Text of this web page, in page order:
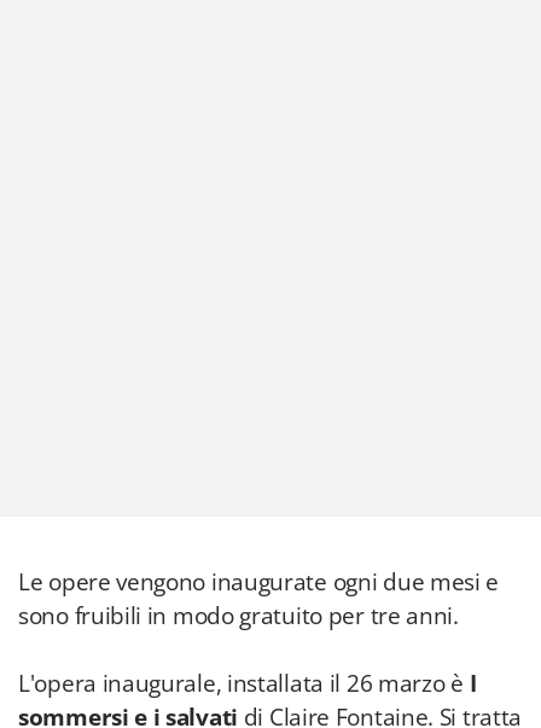
Le opere vengono inaugurate ogni due mesi e
sono fruibili in modo gratuito per tre anni.
L'opera inaugurale, installata il 26 marzo è I
sommersi e i salvati di Claire Fontaine. Si tratta